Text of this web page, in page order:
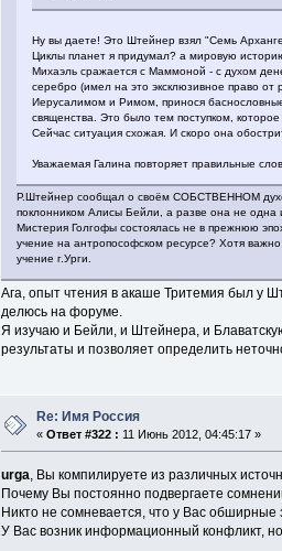
Ну вы даете! Это Штейнер взял "Семь
Циклы планет я придумал? а мировую
Михаэль сражается с Маммоной - с духом
серебро (имел на это эксклюзивное право
Иерусалимом и Римом, принося
священства. Это было тем поступком,
Сейчас ситуация схожая. И скоро она
Уважаемая Галина повторяет правильные
Р.Штейнер сообщал о своём СОБСТВЕННОМ
поклонником Алисы Бейли, а разве она не одна
Мистерия Голгофы состоялась не в прежнюю
учение на антропософском ресурсе? Хотя
учение г.Урги.
Ага, опыт чтения в акаше Тритемия был у
делюсь на форуме.
Я изучаю и Бейли, и Штейнера, и
результаты и позволяет определить
Re: Имя Россия
«Ответ #322 : 11 Июнь 2012, 04:45:17 »
urga , Вы компилируете из различных
Почему Вы постоянно подвергаете
Никто не сомневается, что у Вас обширные
У Вас возник информационный конфликт,